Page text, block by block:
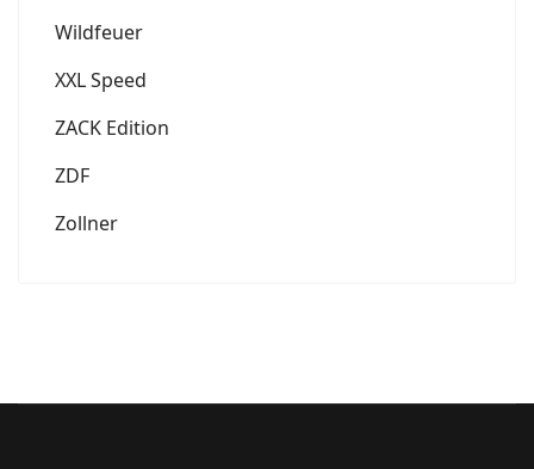
Wildfeuer
XXL Speed
ZACK Edition
ZDF
Zollner